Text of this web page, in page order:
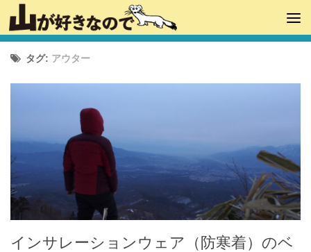
タグ: アウター
インサレーションウェア（防寒着）のベ